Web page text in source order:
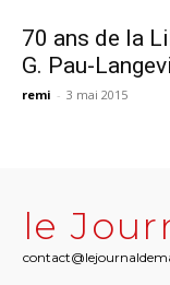
70 ans de la
G. Pau-
remi - 3 mai 2015
le